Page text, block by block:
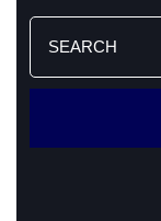
Search
for: